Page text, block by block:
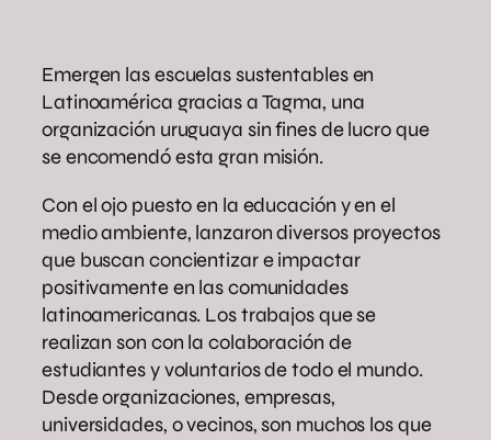
Emergen las escuelas sustentables en
Latinoamérica gracias a Tagma, una
organización uruguaya sin fines de lucro que
se encomendó esta gran misión.
Con el ojo puesto en la educación y en el
medio ambiente, lanzaron diversos proyectos
que buscan concientizar e impactar
positivamente en las comunidades
latinoamericanas. Los trabajos que se
realizan son con la colaboración de
estudiantes y voluntarios de todo el mundo.
Desde organizaciones, empresas,
universidades, o vecinos, son muchos los que